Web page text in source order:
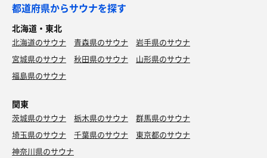
都道府県からサウナを探す
北海道・東北
北海道のサウナ 青森県のサウナ
岩手県のサウナ
宮城県のサウナ
秋田県のサウナ
山形県のサウナ
福島県のサウナ
関東
茨城県のサウナ 栃木県のサウナ
群馬県のサウナ
埼玉県のサウナ
千葉県のサウナ
東京都のサウナ
神奈川県のサウナ